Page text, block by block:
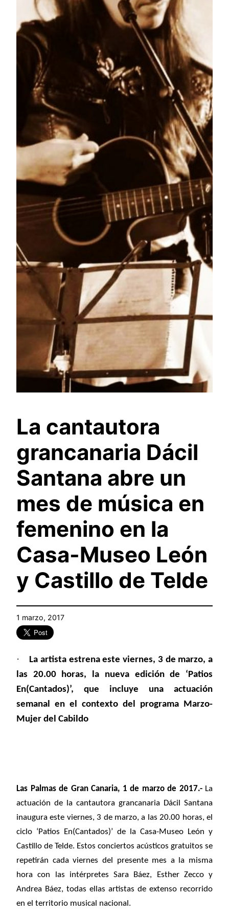
La cantautora
grancanaria Dácil
Santana abre un
mes de música en
femenino en la
Casa-Museo León
y Castillo de Telde
1 marzo, 2017
·
La artista estrena este viernes, 3 de marzo, a
las 20.00 horas, la nueva edición de ‘Patios
En(Cantados)’, que incluye una actuación
semanal en el contexto del programa Marzo-
Mujer del Cabildo
Las Palmas de Gran Canaria, 1 de marzo de 2017.- La
actuación de la cantautora grancanaria Dácil Santana
inaugura este viernes, 3 de marzo, a las 20.00 horas, el
ciclo ‘Patios En(Cantados)’ de la Casa-Museo León y
Castillo de Telde. Estos conciertos acústicos gratuitos se
repetirán cada viernes del presente mes a la misma
hora con las intérpretes Sara Báez, Esther Zecco y
Andrea Báez, todas ellas artistas de extenso recorrido
en el territorio musical nacional.